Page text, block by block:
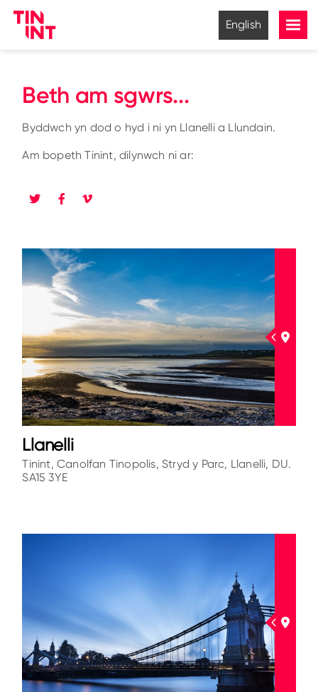
English
Beth am sgwrs...
Byddwch yn dod o hyd i ni yn Llanelli a Llundain.
Am bopeth Tinint, dilynwch ni ar:
Llanelli
Tinint, Canolfan Tinopolis, Stryd y Parc, Llanelli, DU.
SA15 3YE